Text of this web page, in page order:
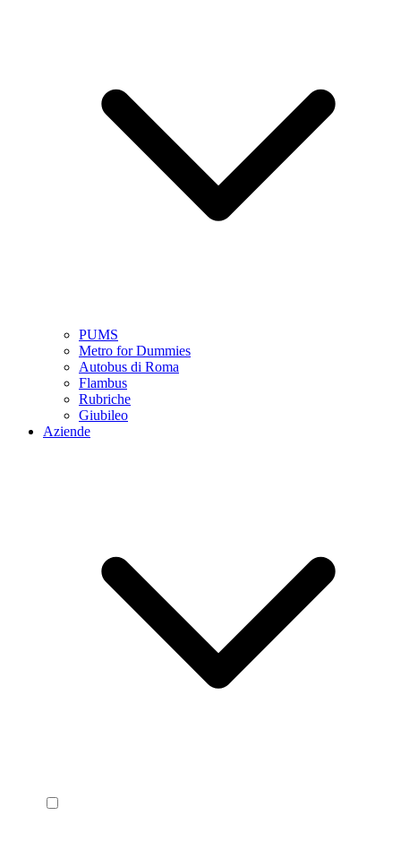
PUMS
Metro for Dummies
Autobus di Roma
Flambus
Rubriche
Giubileo
Aziende